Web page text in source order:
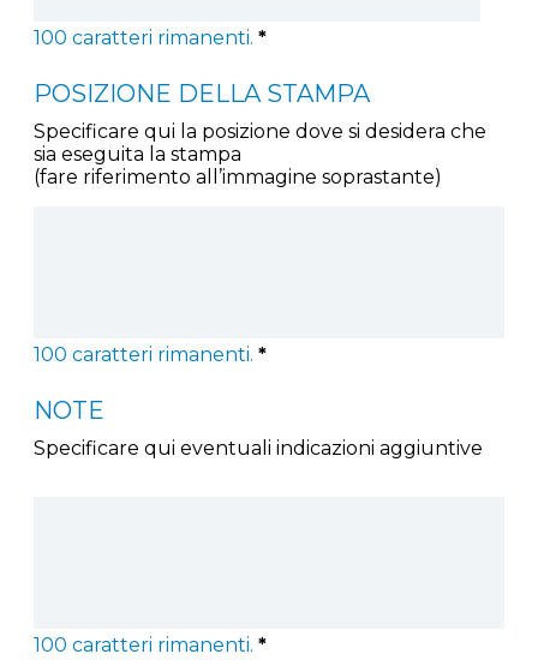
100 caratteri rimanenti. *
POSIZIONE DELLA STAMPA
Specificare qui la posizione dove si desidera che
sia eseguita la stampa
(fare riferimento all’immagine soprastante)
100 caratteri rimanenti. *
NOTE
Specificare qui eventuali indicazioni aggiuntive
100 caratteri rimanenti. *